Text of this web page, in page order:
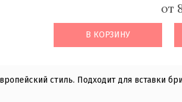
от
В КОРЗИНУ
стиль. Подходит для вставки